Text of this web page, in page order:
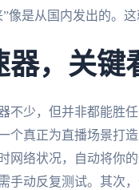
像是从国内发出的。
器，关键
不少，但并非都能胜
个真正为直播场景打
网络状况，自动将你
手动反复测试。其次